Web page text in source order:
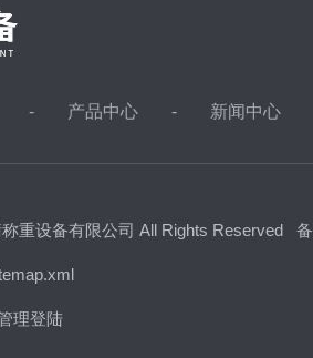
产品中心 新闻中心
重设备有限公司 All Rights Reserved
理登陆